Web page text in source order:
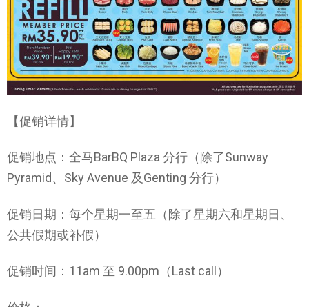
【促销详情】
促销地点：全马BarBQ Plaza 分行（除了Sunway
Pyramid、Sky Avenue 及Genting 分行）
促销日期：每个星期一至五（除了星期六和星期日、
公共假期或补假）
促销时间：11am 至 9.00pm（Last call）